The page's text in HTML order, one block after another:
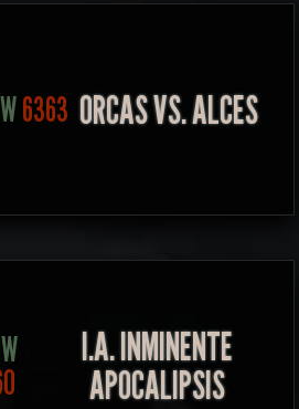
6363 ORCAS VS. ALCES
I.A. INMINENTE
APOCALIPSIS